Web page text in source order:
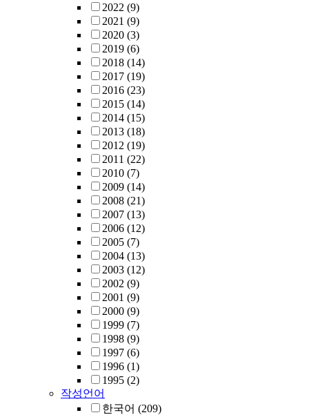
2022 (9)
2021 (9)
2020 (3)
2019 (6)
2018 (14)
2017 (19)
2016 (23)
2015 (14)
2014 (15)
2013 (18)
2012 (19)
2011 (22)
2010 (7)
2009 (14)
2008 (21)
2007 (13)
2006 (12)
2005 (7)
2004 (13)
2003 (12)
2002 (9)
2001 (9)
2000 (9)
1999 (7)
1998 (9)
1997 (6)
1996 (1)
1995 (2)
작성언어
한국어 (209)